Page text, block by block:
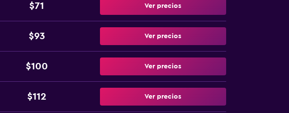
$71 Ver precios
$93 Ver precios
$100 Ver precios
$112 Ver precios